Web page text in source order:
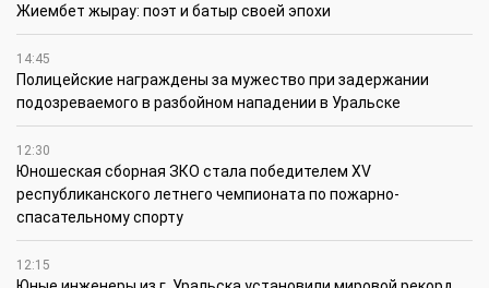
Жиембет жырау: поэт и батыр своей эпохи
14:45
Полицейские награждены за мужество при задержании
подозреваемого в разбойном нападении в Уральске
12:30
Юношеская сборная ЗКО стала победителем XV
республиканского летнего чемпионата по пожарно-
спасательному спорту
12:15